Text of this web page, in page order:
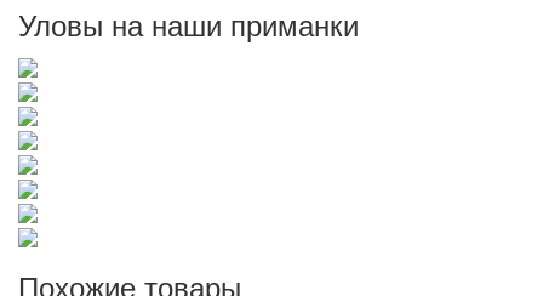
Уловы на наши приманки
Похожие товары